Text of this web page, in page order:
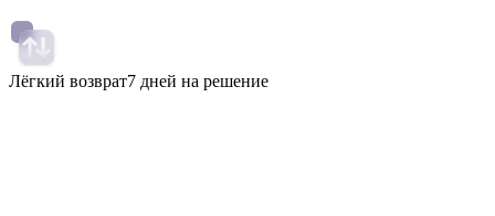
Лёгкий возврат7 дней на решение